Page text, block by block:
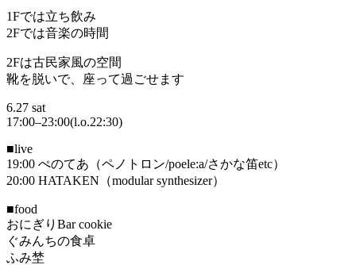
1Fでは立ち飲み
2Fでは音楽の時間
2Fは古民家風の空間
靴を脱いで、座って過ごせます
6.27 sat
17:00–23:00(l.o.22:30)
■live
19:00 ぺのてあ（ペノトロン/poele:a/さかな笛etc）
20:00 HATAKEN（modular synthesizer）
■food
おにぎりBar cookie
ぐみんちの食卓
ふみ埜